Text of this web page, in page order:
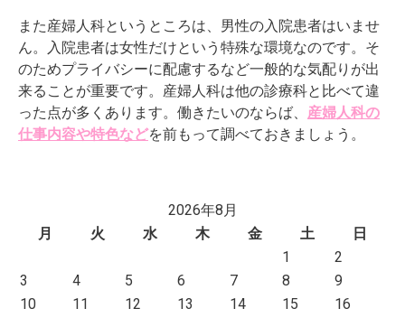
また産婦人科というところは、男性の入院患者はいませ
ん。入院患者は女性だけという特殊な環境なのです。そ
のためプライバシーに配慮するなど一般的な気配りが出
来ることが重要です。産婦人科は他の診療科と比べて違
った点が多くあります。働きたいのならば、 産婦人科の
仕事内容や特色などを前もって調べておきましょう。
2026年8月
月
火 水 木 金 土
日
1
2
3
4 5 6 7 8
9
10
11 12 13 14 15
16